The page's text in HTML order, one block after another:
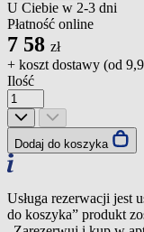
U Ciebie w 2-3 dni
Płatność online
7 58 zł
+ koszt dostawy (od
Ilość
Dodaj do koszyka
Usługa rezerwacji jest
do koszyka” produkt